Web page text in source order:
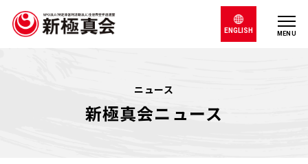
MENU
ENGLISH
ニュース
新極真会ニュース